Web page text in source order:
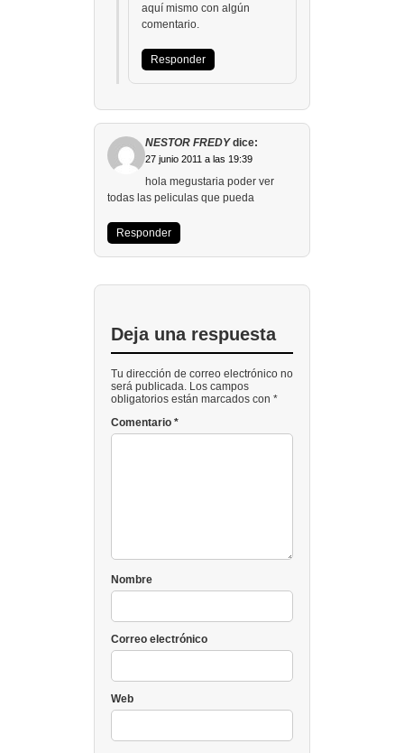
aquí mismo con algún
comentario.
Responder
NESTOR FREDY dice:
27 junio 2011 a las 19:39
hola megustaria poder ver
todas las peliculas que pueda
Responder
Deja una respuesta
Tu dirección de correo electrónico no
será publicada. Los campos
obligatorios están marcados con *
Comentario *
Nombre
Correo electrónico
Web